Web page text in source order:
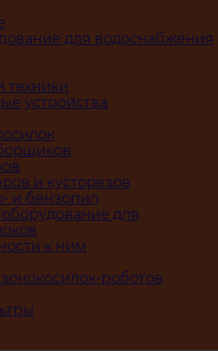
для водоснабжения
техники
устройства
и кусторезов
и бензопил
для
к ним
роботов